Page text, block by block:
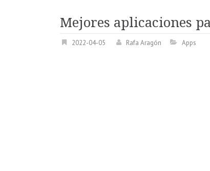
Mejores aplicaciones
2022-04-05 Rafa Aragón Apps